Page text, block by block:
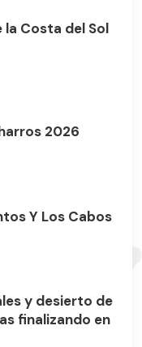
Costa del Sol
2026
Y Los Cabos
y desierto de
finalizando en